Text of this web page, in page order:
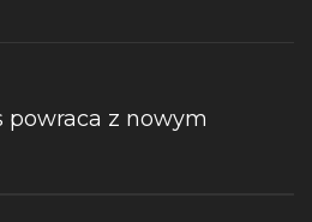
powraca z nowym